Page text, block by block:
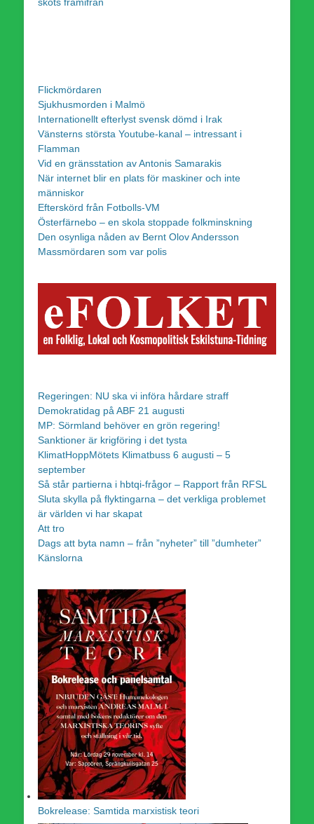
Flickmördaren
Sjukhusmorden i Malmö
Internationellt efterlyst svensk dömd i Irak
Vänsterns största Youtube-kanal – intressant i
Flamman
Vid en gränsstation av Antonis Samarakis
När internet blir en plats för maskiner och inte
människor
Efterskörd från Fotbolls-VM
Österfärnebo – en skola stoppade folkminskning
Den osynliga nåden av Bernt Olov Andersson
Massmördaren som var polis
Regeringen: NU ska vi införa hårdare straff
Demokratidag på ABF 21 augusti
MP: Sörmland behöver en grön regering!
Sanktioner är krigföring i det tysta
KlimatHoppMötets Klimatbuss 6 augusti – 5
september
Så står partierna i hbtqi-frågor – Rapport från RFSL
Sluta skylla på flyktingarna – det verkliga problemet
är världen vi har skapat
Att tro
Dags att byta namn – från ”nyheter” till ”dumheter”
Känslorna
Bokrelease: Samtida marxistisk teori